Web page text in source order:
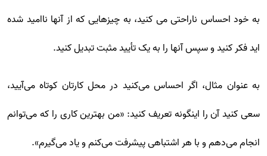
به خود احساس ناراحتی می کنید، به چیزهایی که از آنها ناامید شده
اید فکر کنید و سپس آنها را به یک تأیید مثبت تبدیل کنید.
به عنوان مثال، اگر احساس می‌کنید در محل کارتان کوتاه می‌آیید،
سعی کنید آن را اینگونه تعریف کنید: «من بهترین کاری را که می‌توانم
انجام می‌دهم و با هر اشتباهی پیشرفت می‌کنم و یاد می‌گیرم».